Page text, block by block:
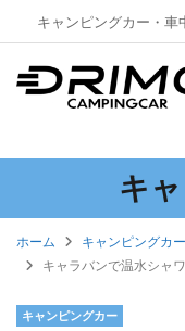
キャンピングカー・車
キ
ホーム
キャンピングカー
キャラバンで温水シャ
キャンピングカー